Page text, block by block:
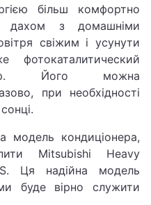
більш комфортно
дахом з домашніми
свіжим і усунути
фотокаталитический
Його можна
при необхідності
модель кондиціонера,
Mitsubishi Heavy
S. Ця надійна модель
буде вірно служити